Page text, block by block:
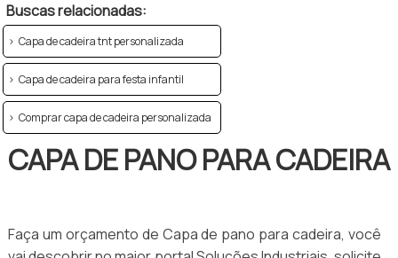
Buscas relacionadas:
Capa de cadeira tnt personalizada
Capa de cadeira para festa infantil
Comprar capa de cadeira personalizada
CAPA DE PANO PARA CADEIRA
Faça um orçamento de Capa de pano para cadeira, você